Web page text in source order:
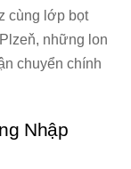
cùng lớp bọt
những lon
chuyển chính
Nhập